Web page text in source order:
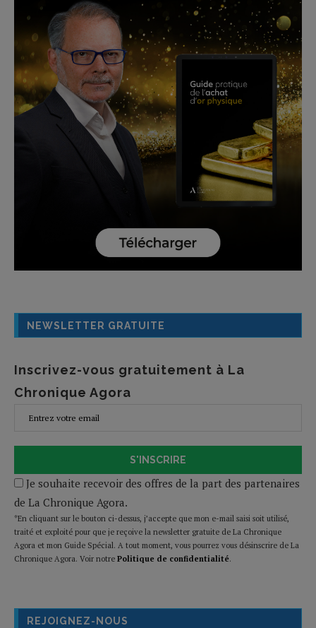
NEWSLETTER GRATUITE
Inscrivez-vous gratuitement à La
Chronique Agora
S'INSCRIRE
Je souhaite recevoir des offres de la part des partenaires
de La Chronique Agora.
*En cliquant sur le bouton ci-dessus, j’accepte que mon e-mail saisi soit utilisé,
traité et exploité pour que je reçoive la newsletter gratuite de La Chronique
Agora et mon Guide Spécial. A tout moment, vous pourrez vous désinscrire de La
Chronique Agora. Voir notre Politique de confidentialité.
REJOIGNEZ-NOUS